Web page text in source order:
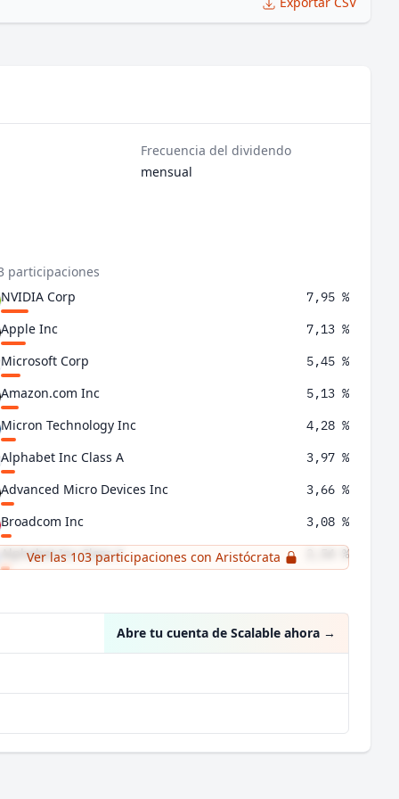
Frecuencia del dividendo
mensual
participaciones
NVIDIA Corp
7,95 %
Apple Inc 7,13 %
Microsoft Corp 5,45 %
Amazon.com Inc 5,13 %
Micron Technology Inc 4,28 %
Alphabet Inc Class A 3,97 %
Advanced Micro Devices Inc 3,66 %
Broadcom Inc 3,08 %
Alphabet Inc Class C 2,54 %
Ver las 103 participaciones con Aristócrata
Abre tu cuenta de Scalable ahora →